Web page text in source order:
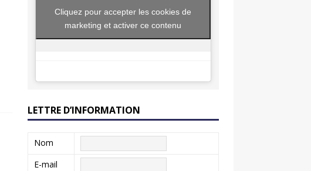
Cliquez pour accepter les cookies de
marketing et activer ce contenu
LETTRE D’INFORMATION
Nom
E-mail